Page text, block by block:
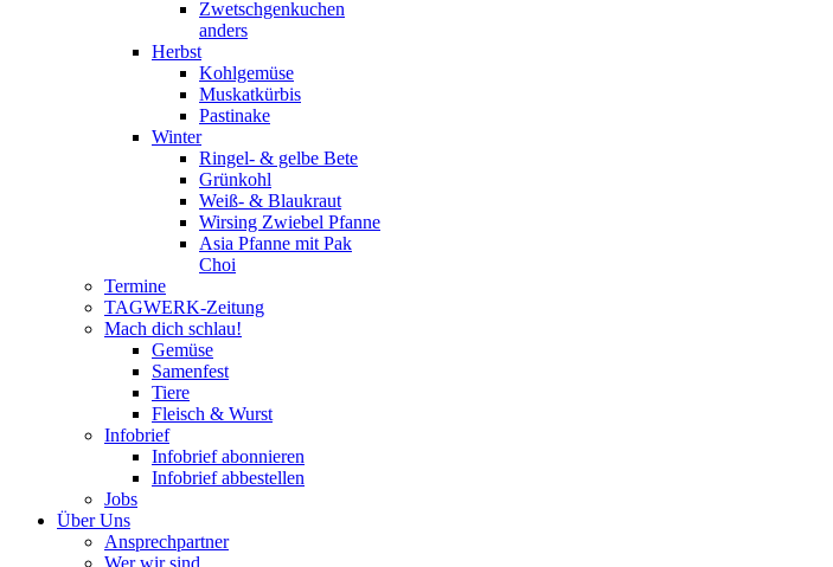
Zwetschgenkuchen
anders
Herbst
Kohlgemüse
Muskatkürbis
Pastinake
Winter
Ringel- & gelbe Bete
Grünkohl
Weiß- & Blaukraut
Wirsing Zwiebel Pfanne
Asia Pfanne mit Pak
Choi
Termine
TAGWERK-Zeitung
Mach dich schlau!
Gemüse
Samenfest
Tiere
Fleisch & Wurst
Infobrief
Infobrief abonnieren
Infobrief abbestellen
Jobs
Über Uns
Ansprechpartner
Wer wir sind